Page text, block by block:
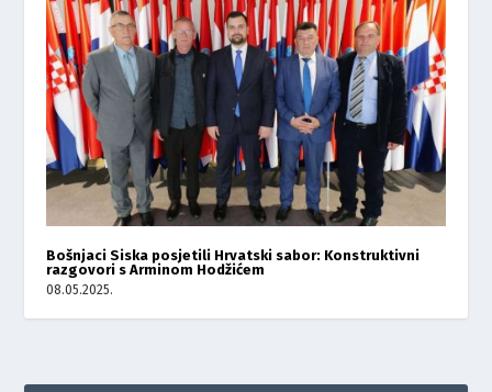
Bošnjaci Siska posjetili Hrvatski sabor: Konstruktivni
razgovori s Arminom Hodžićem
08.05.2025.